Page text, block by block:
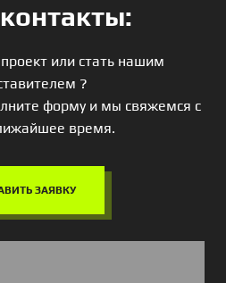
или стать нашим
?
форму и мы свяжемся с
время.
ЗАЯВКУ